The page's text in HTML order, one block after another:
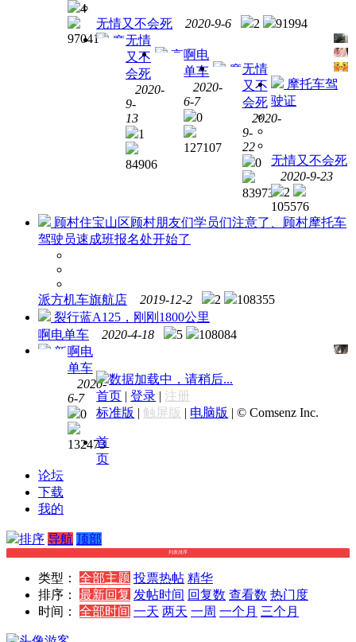
4
97041
无情又不会死 2020-9-6 2
91994
摩无情
又不
会死
2020-
9-
13
1
84906
高
收沪
啊电
单车
2020-
6-7
0
127107
摩
托车
无情
又不
会死
2020-
9-
22
0
83973
摩托车驾
驶证
无情又不会死
2020-9-23
2
105576
顾村住宝山区顾村朋友们学员们注意了、顾村摩托车
驾驶员速成班报名处开始了
派方机车旗航店 2019-12-2 2
108355
裂行蓝A125，刚刚1800公里
啊电单车
2020-4-18 5
108084
新
售！！！
有意
向我
联
系。
啊电
单车
2020-
6-7
0
132473
数据加载中，请稍后...
首页 |登录 | 注册
标准版 | 触屏版 | 电脑版 |© Comsenz Inc.
首
页
论坛
下载
我的
排序 导航 顶部
列表排序
类型： 全部主题 投票热帖 精华
排序：
最新回复 发帖时间 回复数 查看数 热门度
时间：
全部时间 一天 两天 一周 一个月 三个月